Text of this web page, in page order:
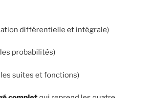
différentielle et intégrale)
probabilités)
les suites et fonctions)